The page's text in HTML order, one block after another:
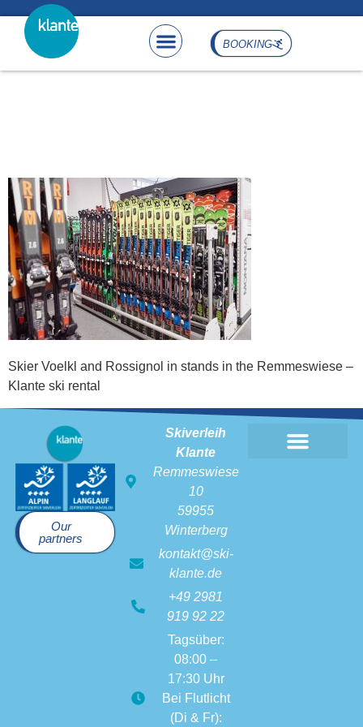
content
BOOKING
Skier Voelkl and Rossignol in stands in the Remmeswiese –
Klante ski rental
Skiverleih
Klante
Remmeswiese
10
59955
Winterberg
kontakt@ski-
klante.de
+49 2981
919 92 22
Tagsüber:
08:00 –
17:30 Uhr
Bei Flutlicht
(Di & Fr):
Our
partners